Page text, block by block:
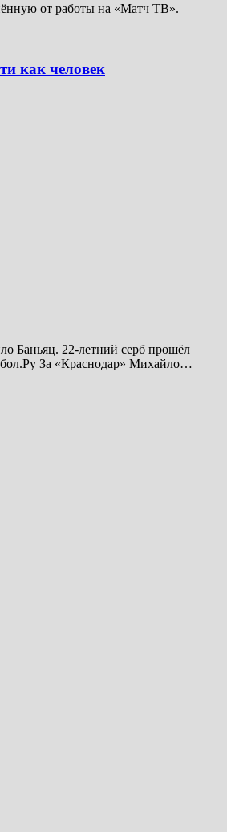
от работы на «Матч ТВ».
как человек
Баньяц. 22-летний серб прошёл
За «Краснодар» Михайло…